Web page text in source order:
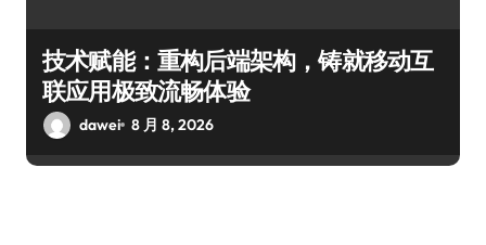
技术赋能：重构后端架构，铸就移动互
联应用极致流畅体验
dawei 8 月 8, 2026